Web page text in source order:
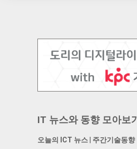
IT 뉴스와 동향 모아보기
오늘의 ICT 뉴스| 주간기술동향